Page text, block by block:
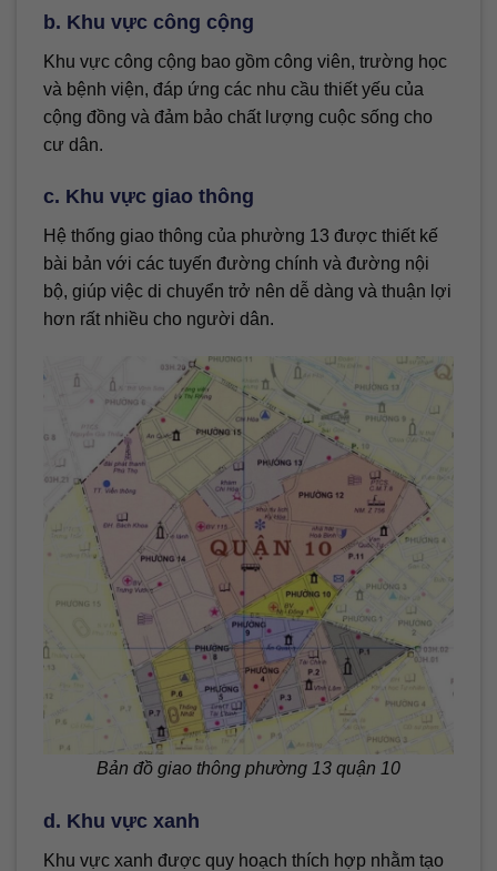
b. Khu vực công cộng
Khu vực công cộng bao gồm công viên, trường học
và bệnh viện, đáp ứng các nhu cầu thiết yếu của
cộng đồng và đảm bảo chất lượng cuộc sống cho
cư dân.
c. Khu vực giao thông
Hệ thống giao thông của phường 13 được thiết kế
bài bản với các tuyến đường chính và đường nội
bộ, giúp việc di chuyển trở nên dễ dàng và thuận lợi
hơn rất nhiều cho người dân.
Bản đồ giao thông phường 13 quận 10
d. Khu vực xanh
Khu vực xanh được quy hoạch thích hợp nhằm tạo